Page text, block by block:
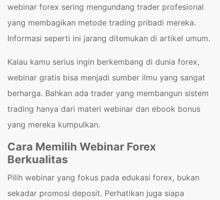
webinar forex sering mengundang trader profesional
yang membagikan metode trading pribadi mereka.
Informasi seperti ini jarang ditemukan di artikel umum.
Kalau kamu serius ingin berkembang di dunia forex,
webinar gratis bisa menjadi sumber ilmu yang sangat
berharga. Bahkan ada trader yang membangun sistem
trading hanya dari materi webinar dan ebook bonus
yang mereka kumpulkan.
Cara Memilih Webinar Forex
Berkualitas
Pilih webinar yang fokus pada edukasi forex, bukan
sekadar promosi deposit. Perhatikan juga siapa